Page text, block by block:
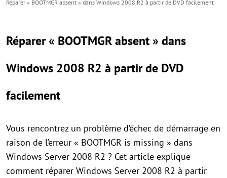
Réparer « BOOTMGR absent » dans Windows 2008 R2 à partir de DVD facilement
Réparer « BOOTMGR absent » dans
Windows 2008 R2 à partir de DVD
facilement
Vous rencontrez un problème d’échec de démarrage en
raison de l’erreur « BOOTMGR is missing » dans
Windows Server 2008 R2 ? Cet article explique
comment réparer Windows Server 2008 R2 à partir